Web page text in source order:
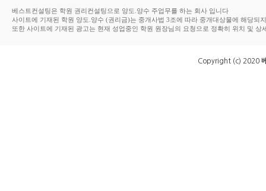
베스트컨설팅은 학원 권리컨설팅으로 양도.양수 주업무를 하는 회사 입니다
사이트에 기재된 학원 양도.양수 (권리금)는 중개사법 3조에 따라 중개대상물에 해당되
또한 사이트에 기재된 광고는 현재 성업중인 학원 원장님의 요청으로 정확히 위치 및
Copyright (c) 2020